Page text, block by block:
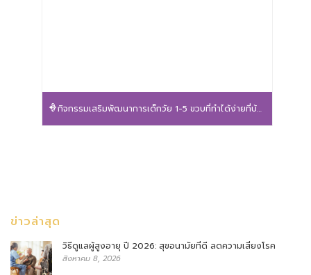
กิจกรรมเสริมพัฒนาการเด็กวัย 1-5 ขวบที่ทำได้ง่ายที่บ้าน
ข่าวล่าสุด
วิธีดูแลผู้สูงอายุ ปี 2026: สุขอนามัยที่ดี ลดความเสี่ยงโรค
สิงหาคม 8, 2026